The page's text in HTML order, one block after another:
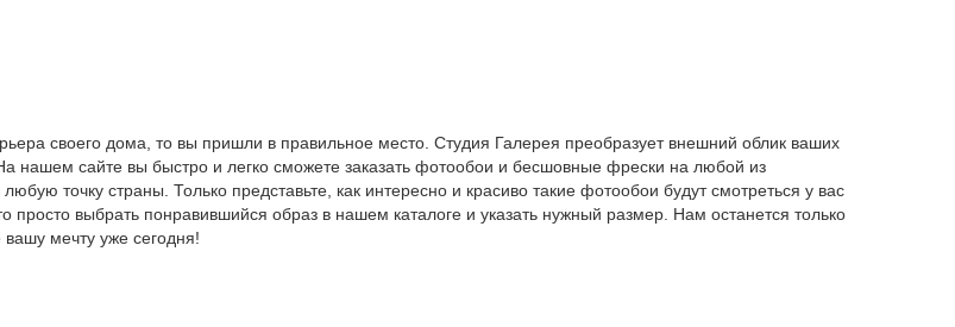
своего дома, то вы пришли в правильное место. Студия Галерея преобразует внешний облик ваших
нашем сайте вы быстро и легко сможете заказать фотообои и бесшовные фрески на любой из
точку страны. Только представьте, как интересно и красиво такие фотообои будут смотреться у вас
просто выбрать понравившийся образ в нашем каталоге и указать нужный размер. Нам останется только
мечту уже сегодня!